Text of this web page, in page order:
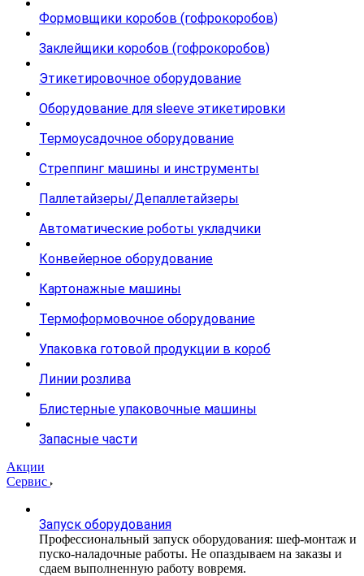
Формовщики коробов (гофрокоробов)
Заклейщики коробов (гофрокоробов)
Этикетировочное оборудование
Оборудование для sleeve этикетировки
Термоусадочное оборудование
Стреппинг машины и инструменты
Паллетайзеры/Депаллетайзеры
Автоматические роботы укладчики
Конвейерное оборудование
Картонажные машины
Термоформовочное оборудование
Упаковка готовой продукции в короб
Линии розлива
Блистерные упаковочные машины
Запасные части
Акции
Сервис
Запуск оборудования
Профессиональный запуск оборудования: шеф-монтаж и
пуско-наладочные работы. Не опаздываем на заказы и
сдаем выполненную работу вовремя.